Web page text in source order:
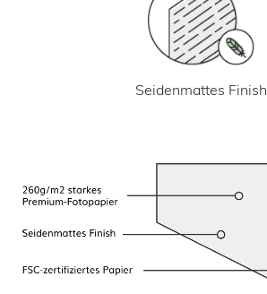
Seidenmattes Finish